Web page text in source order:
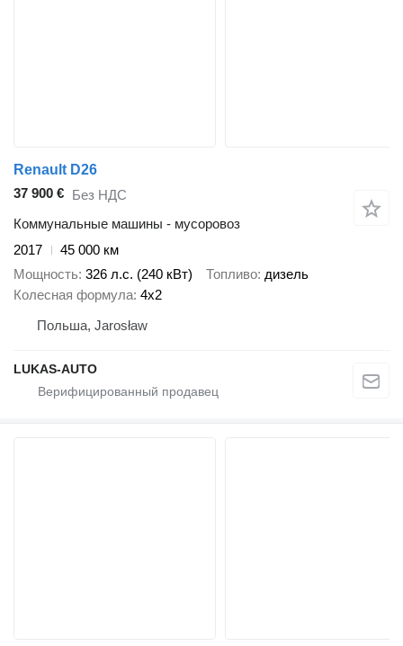
Renault D26
37 900 € Без НДС
Коммунальные машины - мусоровоз
2017
45 000 км
Мощность 326 л.с. (240 кВт) Топливо дизель
Колесная формула 4x2
Польша, Jarosław
LUKAS-AUTO